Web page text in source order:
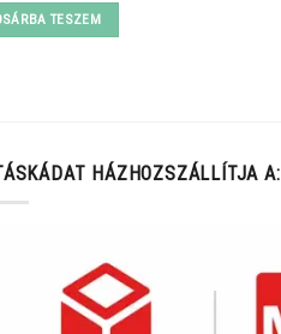
was:
11890 Ft.
TESZEM
HÁZHOZSZÁLLÍTJA A: